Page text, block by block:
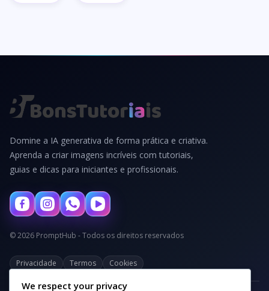
Domine a IA generativa de forma prática e criativa.
Aprenda a criar imagens incríveis com tutoriais,
guias e dicas para iniciantes e profissionais.
© 2026 PromptHub - Todos os direitos reservados
Privacidade Termos Cookies
We respect your privacy